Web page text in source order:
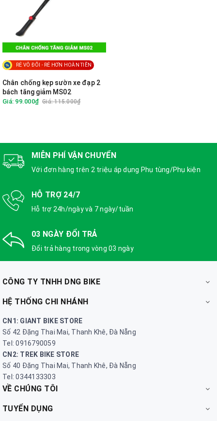
RẺ VÔ ĐỐI - RẺ HƠN HOÀN TIỀN
Chân chống kẹp sườn xe đạp 2
bách tăng giảm MS02
Giá: 99.000₫ Giá: 115.000₫
MIỄN PHÍ VẬN CHUYỂN
Với đơn hàng trên 2 triệu áp dụng Phụ tùng/Phụ kiện
HỖ TRỢ 24/7
Hỗ trợ 24h/ngày và 7 ngày/tuần
03 NGÀY ĐỔI TRẢ
Đổi trả hàng trong vòng 03 ngày
CÔNG TY TNHH DNG BIKE
HỆ THỐNG CHI NHÁNH
CN1: GIANT BIKE STORE
Số 42 Đặng Thai Mai, Thanh Khê, Đà Nẵng
Tel: 0916790059
CN2: TREK BIKE STORE
Số 40 Đặng Thai Mai, Thanh Khê, Đà Nẵng
Tel: 0344133303
VỀ CHÚNG TÔI
TUYỂN DỤNG